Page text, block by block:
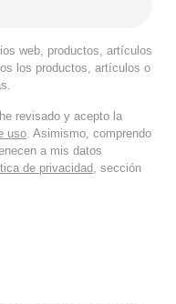
web, productos, artículos
los productos, artículos o
revisado y acepto la
uso . Asimismo, comprendo
a mis datos
de privacidad , sección